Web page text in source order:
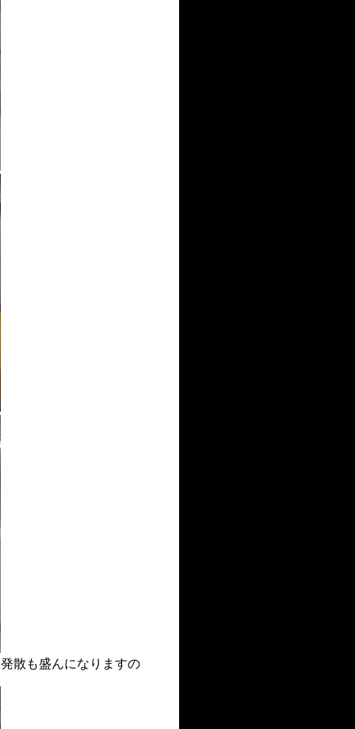
散も盛んになりますの